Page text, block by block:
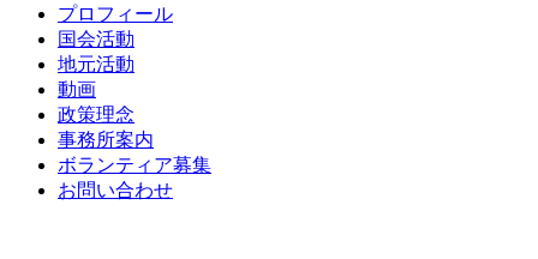
プロフィール
国会活動
地元活動
動画
政策理念
事務所案内
ボランティア募集
お問い合わせ